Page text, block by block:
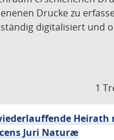
Drucke zu
digitalisiert und
1
Juri Naturæ